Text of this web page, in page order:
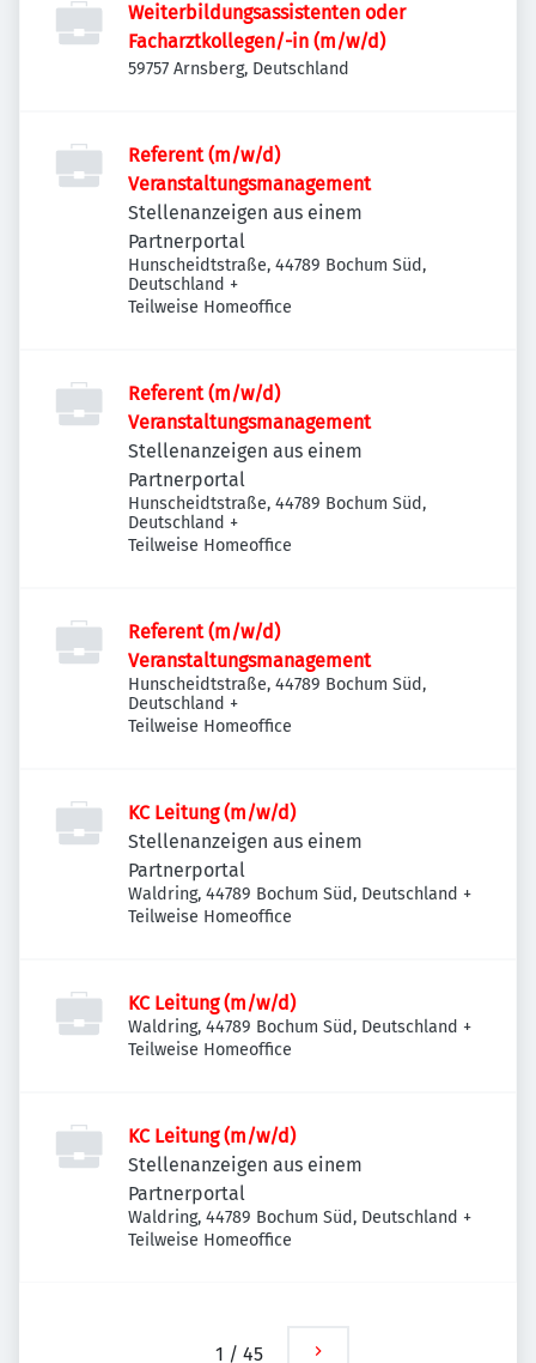
Weiterbildungsassistenten oder
Facharztkollegen/-in (m/w/d)
59757 Arnsberg, Deutschland
Referent (m/w/d)
Veranstaltungsmanagement
Stellenanzeigen aus einem
Partnerportal
Hunscheidtstraße, 44789 Bochum Süd,
Deutschland +
Teilweise Homeoffice
Referent (m/w/d)
Veranstaltungsmanagement
Stellenanzeigen aus einem
Partnerportal
Hunscheidtstraße, 44789 Bochum Süd,
Deutschland +
Teilweise Homeoffice
Referent (m/w/d)
Veranstaltungsmanagement
Hunscheidtstraße, 44789 Bochum Süd,
Deutschland +
Teilweise Homeoffice
KC Leitung (m/w/d)
Stellenanzeigen aus einem
Partnerportal
Waldring, 44789 Bochum Süd, Deutschland +
Teilweise Homeoffice
KC Leitung (m/w/d)
Waldring, 44789 Bochum Süd, Deutschland +
Teilweise Homeoffice
KC Leitung (m/w/d)
Stellenanzeigen aus einem
Partnerportal
Waldring, 44789 Bochum Süd, Deutschland +
Teilweise Homeoffice
1 / 45